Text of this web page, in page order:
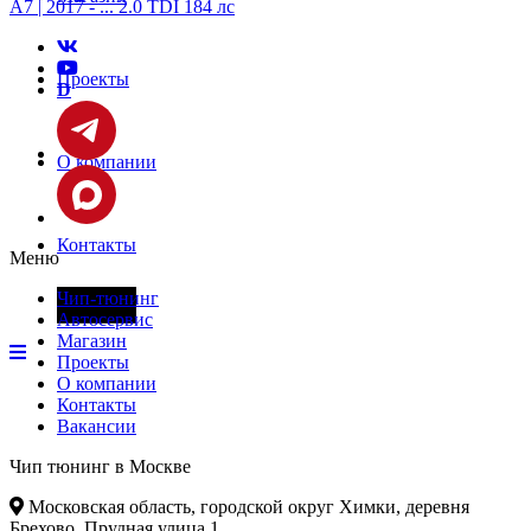
Проекты
О компании
Контакты
Фары
A7 | 2017 - ... 2.0 TDI 184 лс
D
Меню
Чип-тюнинг
Автосервис
Магазин
Проекты
О компании
Контакты
Вакансии
Чип тюнинг в Москве
Московская область, городской округ Химки, деревня